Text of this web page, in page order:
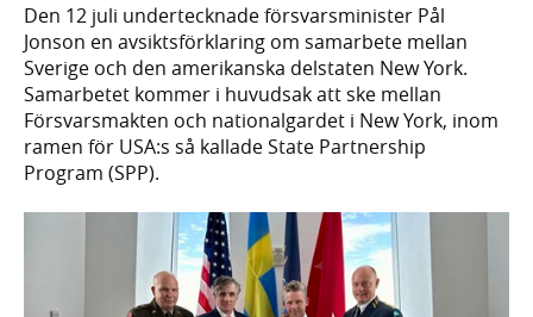
Den 12 juli undertecknade försvarsminister Pål
Jonson en avsiktsförklaring om samarbete mellan
Sverige och den amerikanska delstaten New York.
Samarbetet kommer i huvudsak att ske mellan
Försvarsmakten och nationalgardet i New York, inom
ramen för USA:s så kallade State Partnership
Program (SPP).